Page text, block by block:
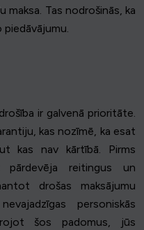
maksa. Tas nodrošinās, ka
piedāvājumu.
ir galvenā prioritāte.
kas nozīmē, ka esat
kas nav kārtībā. Pirms
pārdevēja reitingus un
drošas maksājumu
personiskās
šos padomus, jūs